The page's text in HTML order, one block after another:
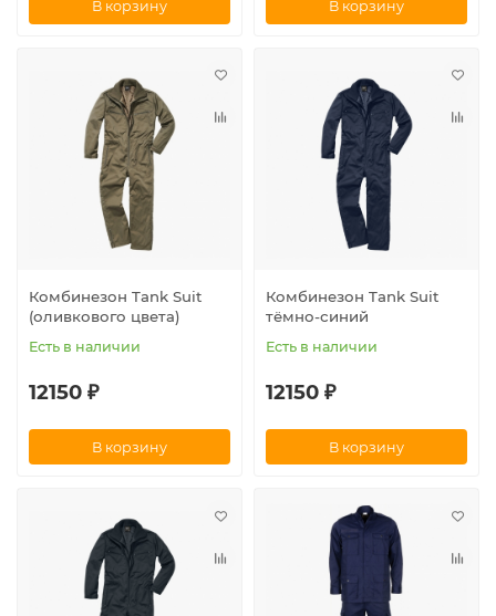
В корзину В корзину
Комбинезон Tank Suit
(оливкового цвета)
Есть в наличии
12150 ₽
В корзину
Комбинезон Tank Suit
тёмно-синий
Есть в наличии
12150 ₽
В корзину